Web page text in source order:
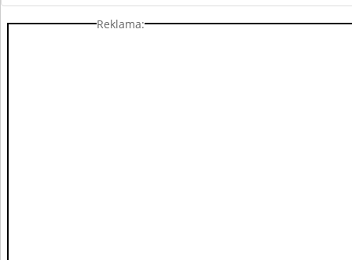
Reklama: